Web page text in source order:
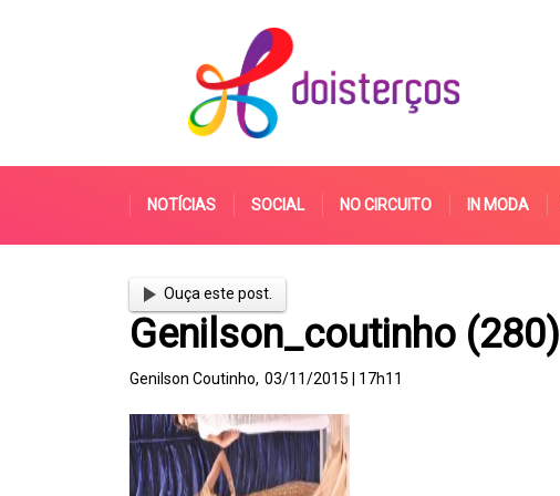
NOTÍCIAS SOCIAL NO CIRCUITO IN MODA
Ouça este post.
Genilson_coutinho (280)
Genilson Coutinho, 03/11/2015 | 17h11